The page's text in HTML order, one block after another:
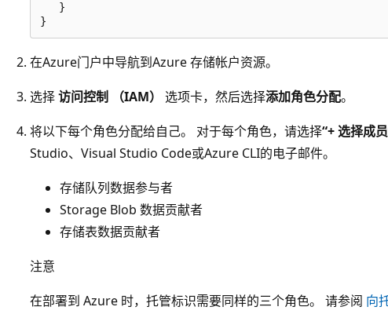
   }
在Azure门户中导航到Azure 存储帐户资源。
选择访问控制 （IAM） 选项卡，然后选择添加角色分配。
将以下每个角色分配给自己。 对于每个角色，请选择“+ 选择成
Studio、Visual Studio Code或Azure CLI的电子邮件。
存储队列数据参与者
Storage Blob 数据贡献者
存储表数据贡献者
注意
在部署到 Azure 时，托管标识需要同样的三个角色。 请参阅 向